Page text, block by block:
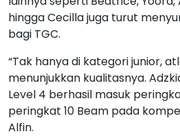
hingga Cecilla juga turut
bagi TGC.
“Tak hanya di kategori junior,
menunjukkan kualitasnya.
Level 4 berhasil masuk
peringkat 10 Beam pada
Alfin.